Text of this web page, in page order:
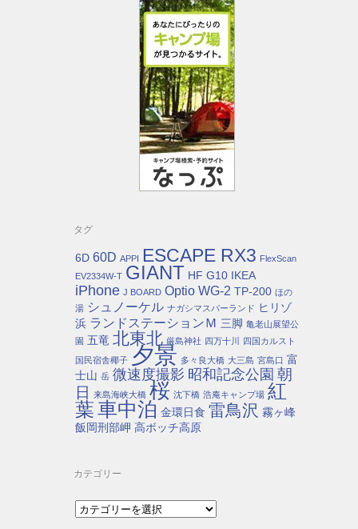
タグ
6D 60D APPI ESCAPE RX3 FlexScan
EV2334W-T GIANT HF G10 IKEA
iPhone J BOARD Optio WG-2 TP-200 ほの
湯 シュノーケル ナガシマスパーランド ヒリゾ
浜 ランドステーションＭ 三脚 亀老山展望公
園 五竜 北東北 厳島神社 四万十川
四国カルスト
国民宿舎椰子 夕景 多々良大橋 大三島 宮島口 富
士山 岳 微速度撮影 昭和記念公園 朝
日
来島海峡大橋 桜 沈下橋 浩庵キャンプ場 紅
葉車中泊 金環日食 雷鳥沢 霧ヶ峰
飯岡刑部岬 高ボッチ高原
カテゴリー
カ